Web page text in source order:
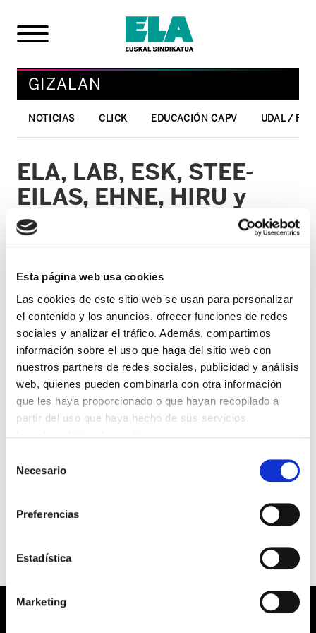
Esta página web usa cookies
Las cookies de este sitio web se usan para personalizar
el contenido y los anuncios, ofrecer funciones de redes
sociales y analizar el tráfico. Además, compartimos
información sobre el uso que haga del sitio web con
nuestros partners de redes sociales, publicidad y análisis
web, quienes pueden combinarla con otra información
que les haya proporcionado o que hayan recopilado a
partir del uso que haya hecho de sus servicios.
Necesario
Preferencias
Estadística
Marketing
GIZALAN
NOTICIAS CLICK EDUCACIÓN CAPV UDAL /
ELA, LAB, ESK, STEE-
EILAS, EHNE, HIRU y
EGAS lanzan una
campaña de apoyo
económico a la Cámara
Agraria Alternativa de
Iparralde
04/02/2005
GIZALAN
El objetivo es conseguir el compromiso de
100 euros/año. Se han sacado también bonos